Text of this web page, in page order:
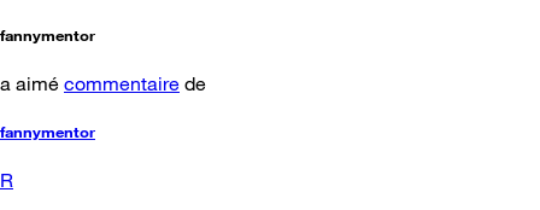
fannymentor
a aimé commentaire de
fannymentor
R